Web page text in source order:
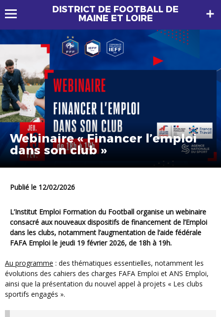
DISTRICT DE FOOTBALL DE
MAINE ET LOIRE
Webinaire « Financer l’emploi
dans son club »
Publié le 12/02/2026
L’Institut Emploi Formation du Football organise un webinaire
consacré aux nouveaux dispositifs de financement de l’Emploi
dans les clubs, notamment l’augmentation de l’aide fédérale
FAFA Emploi le jeudi 19 février 2026, de 18h à 19h.
Au programme : des thématiques essentielles, notamment les
évolutions des cahiers des charges FAFA Emploi et ANS Emploi,
ainsi que la présentation du nouvel appel à projets « Les clubs
sportifs engagés ».